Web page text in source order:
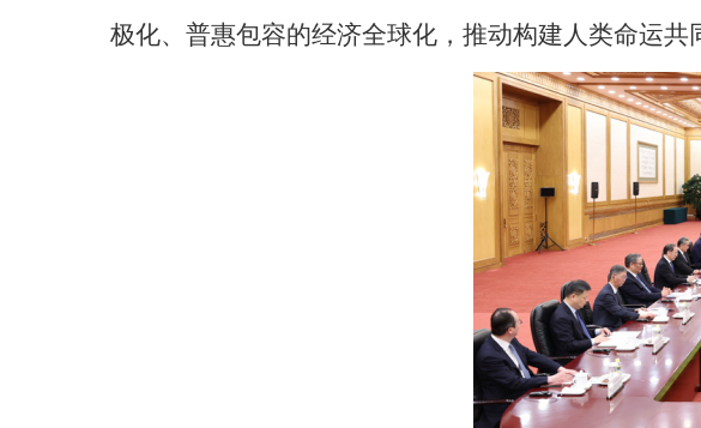
极化、普惠包容的经济全球化，推动构建人类命运共